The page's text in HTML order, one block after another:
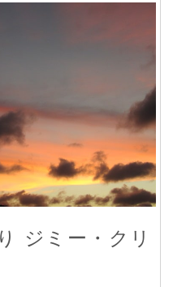
ジミー・クリ